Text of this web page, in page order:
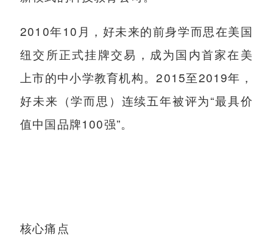
2010年10月，好未来的前身学而思在美国
纽交所正式挂牌交易，成为国内首家在美
上市的中小学教育机构。2015至2019年，
好未来（学而思）连续五年被评为“最具价
值中国品牌100强”。
核心痛点